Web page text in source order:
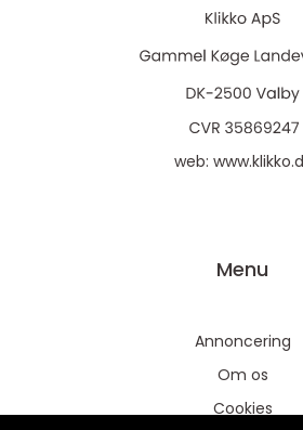
web:
Menu
Annoncering
Om os
Cookies